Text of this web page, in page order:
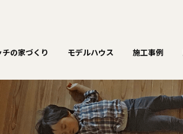
の家づくり モデルハウス 施工事例